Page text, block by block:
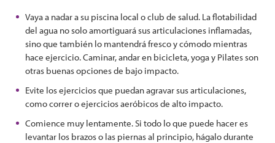
Vaya a nadar a su piscina local o club de salud. La flotabilidad
del agua no solo amortiguará sus articulaciones inflamadas,
sino que también lo mantendrá fresco y cómodo mientras
hace ejercicio. Caminar, andar en bicicleta, yoga y Pilates son
otras buenas opciones de bajo impacto.
Evite los ejercicios que puedan agravar sus articulaciones,
como correr o ejercicios aeróbicos de alto impacto.
Comience muy lentamente. Si todo lo que puede hacer es
levantar los brazos o las piernas al principio, hágalo durante